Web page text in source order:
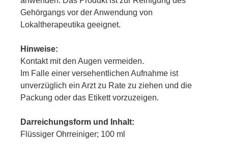
Gehörgangs vor der Anwendung von
Lokaltherapeutika geeignet.
Hinweise:
Kontakt mit den Augen vermeiden.
Im Falle einer versehentlichen Aufnahme ist
unverzüglich ein Arzt zu Rate zu ziehen und die
Packung oder das Etikett vorzuzeigen.
Darreichungsform und Inhalt:
Flüssiger Ohrreiniger; 100 ml